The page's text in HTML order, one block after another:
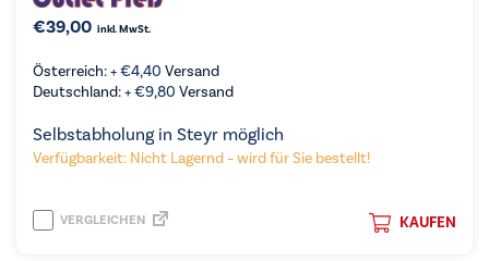
€39,00 inkl. MwSt.
Österreich: +€4,40 Versand
Deutschland: +€9,80 Versand
Selbstabholung in Steyr möglich
Verfügbarkeit: Nicht Lagernd – wird für Sie bestellt!
KAUFEN
VERGLEICHEN